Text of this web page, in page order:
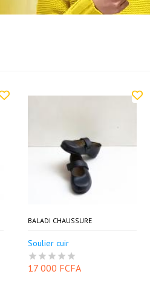
BALADI CHAUSSURE
Soulier cuir
17 000 FCFA